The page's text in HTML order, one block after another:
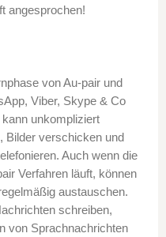
angesprochen!
von Au-pair und
Viber, Skype & Co
unkompliziert
Bilder verschicken und
Auch wenn die
Verfahren läuft, können
austauschen.
schreiben,
von Sprachnachrichten